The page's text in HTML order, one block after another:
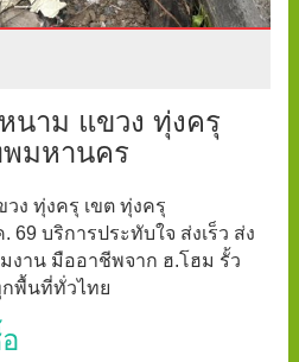
นาม แขวง ทุ่งครุ
พมหานคร
ง ทุ่งครุ เขต ทุ่งครุ
69 บริการประทับใจ ส่งเร็ว ส่ง
งาน มืออาชีพจาก ฮ.โฮม รั้ว
พื้นที่ทั่วไทย